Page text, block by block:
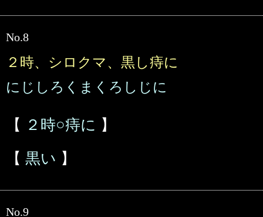
No.8
２時、シロクマ、黒し痔に
にじしろくまくろしじに
【 ２時○痔に 】
【 黒い 】
No.9